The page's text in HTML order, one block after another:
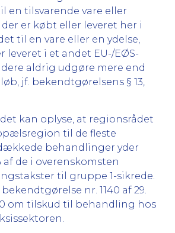
en tilsvarende vare eller
er købt eller leveret her i
til en vare eller en ydelse,
leveret i et andet EU-/EØS-
aldrig udgøre mere end
jf. bekendtgørelsens § 13,
kan oplyse, at regionsrådet
til de fleste
behandlinger yder
af de i overenskomsten
til gruppe 1-sikrede.
nr. 1140 af 29.
om tilskud til behandling hos